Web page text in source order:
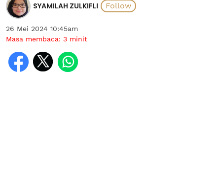
SYAMILAH ZULKIFLI
26 Mei 2024 10:45am
Masa membaca: 3 minit